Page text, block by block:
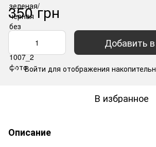
350 грн
Добавить
% Войти для отображения
В избранное
Описание